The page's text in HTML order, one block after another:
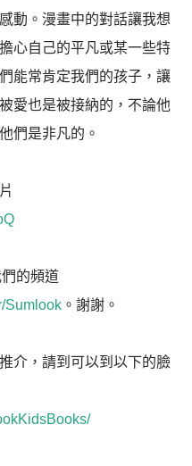
動。漫畫中的對話讓我想
心自己的平凡或某一些特
能常肯定我們的孩子，讓
愛也是被接納的，不論他
們是非凡的。
的頻道
Sumlook 。謝謝。
介，請到可以到以下的臉